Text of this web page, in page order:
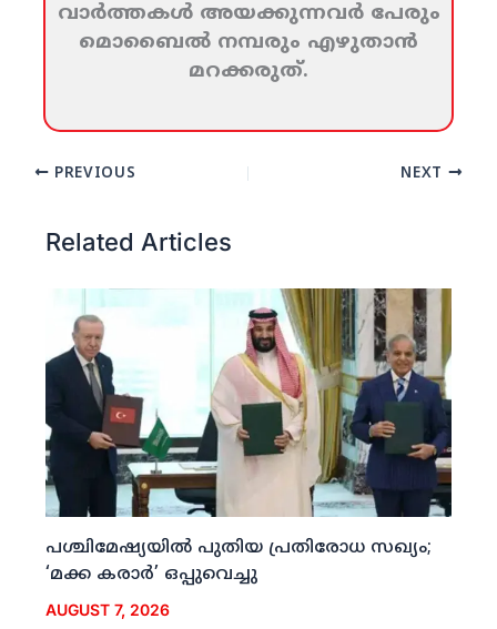
വാര്‍ത്തകള്‍ അയക്കുന്നവര്‍ പേരും
മൊബൈല്‍ നമ്പരും എഴുതാന്‍
മറക്കരുത്‌.
PREVIOUS NEXT
Related Articles
പശ്ചിമേഷ്യയില്‍ പുതിയ പ്രതിരോധ സഖ്യം;
‘മക്ക കരാര്‍’ ഒപ്പുവെച്ചു
AUGUST 7, 2026